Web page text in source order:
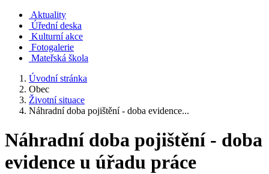
Aktuality
Úřední deska
Kulturní akce
Fotogalerie
Mateřská škola
Úvodní stránka
Obec
Životní situace
Náhradní doba pojištění - doba evidence...
Náhradní doba pojištění - doba
evidence u úřadu práce